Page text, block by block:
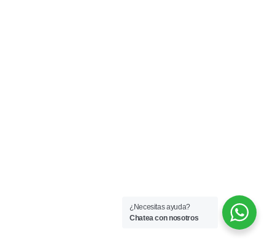
¿Necesitas ayuda?
Chatea con nosotros